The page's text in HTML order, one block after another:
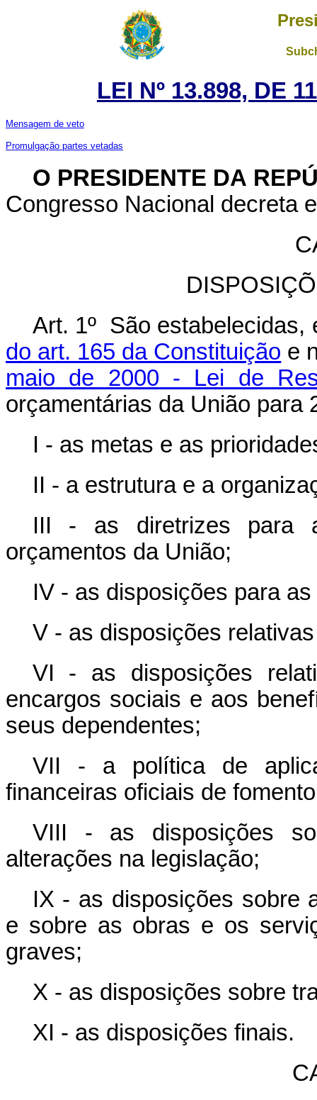
LEI Nº 13.898, DE
Mensagem de veto
Promulgação partes vetadas
O PRESIDENTE DA
Congresso Nacional decreta
Art. 1º São
do art. 165 da Constituição e
maio de 2000 - Lei de
orçamentárias da União para
I - as metas e as
II - a estrutura e a
III - as diretrizes para
orçamentos da União;
IV - as disposições para
V - as disposições
VI - as disposições
encargos sociais e aos
seus dependentes;
VII - a política de
financeiras oficiais de
VIII - as disposições
alterações na legislação;
IX - as disposições sobre
e sobre as obras e os
graves;
X - as disposições sobre
XI - as disposições finais.